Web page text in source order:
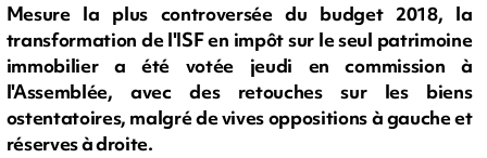
Mesure la plus controversée du budget 2018, la
transformation de l'ISF en impôt sur le seul patrimoine
immobilier a été votée jeudi en commission à
l'Assemblée, avec des retouches sur les biens
ostentatoires, malgré de vives oppositions à gauche et
réserves à droite.